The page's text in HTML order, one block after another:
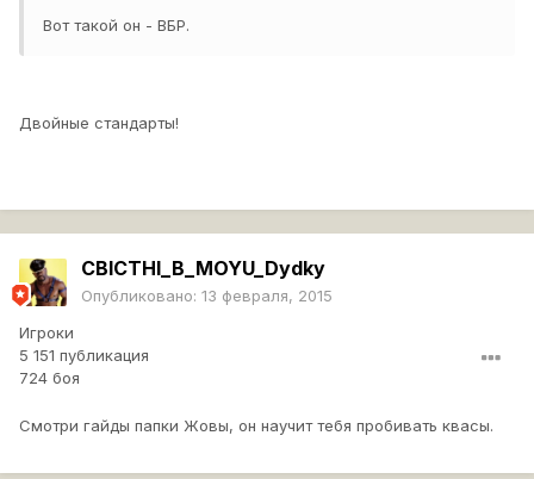
Вот такой он - ВБР.
Двойные стандарты!
CBICTHI_B_MOYU_Dydky
Опубликовано: 13 февраля, 2015
Игроки
5 151 публикация
724 боя
Смотри гайды папки Жовы, он научит тебя пробивать квасы.